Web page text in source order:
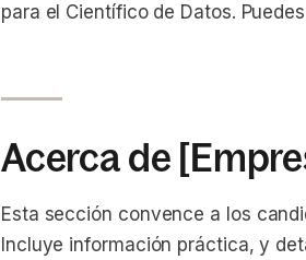
para el Científico de Datos.
Acerca de
Esta sección convence a los
Incluye información práctica, y